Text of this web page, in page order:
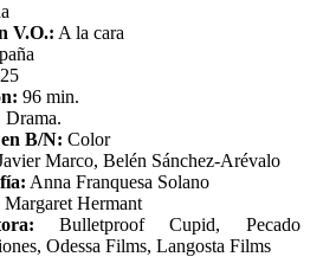
V.O.: A la cara
96 min.
Drama.
B/N: Color
Marco, Belén Sánchez-Arévalo
Anna Franquesa Solano
Margaret Hermant
Bulletproof Cupid, Pecado
Odessa Films, Langosta Films